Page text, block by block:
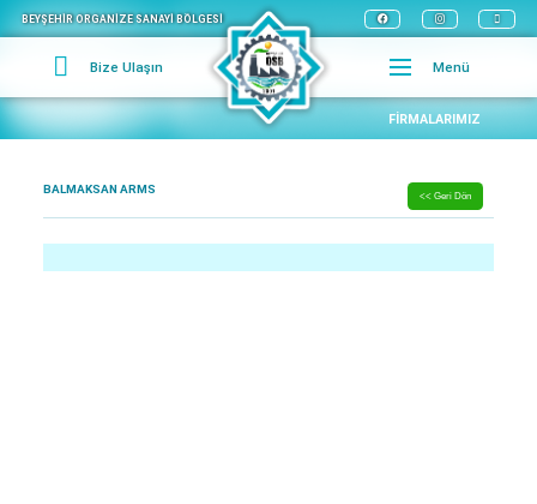
BEYŞEHİR ORGANİZE SANAYİ BÖLGESİ
Bize Ulaşın Menü
FIRMALARIMIZ
BALMAKSAN ARMS
<< Geri Dön